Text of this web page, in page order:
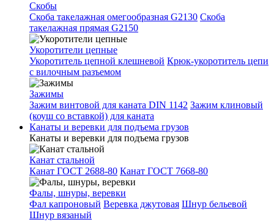
Скобы
Скоба такелажная омегообразная G2130 Скоба
такелажная прямая G2150
Укоротители цепные
Укоротитель цепной клешневой Крюк-укоротитель цепи
с вилочным разъемом
Зажимы
Зажим винтовой для каната DIN 1142 Зажим клиновый
(коуш со вставкой) для каната
Канаты и веревки для подъема грузов
Канаты и веревки для подъема грузов
Канат стальной
Канат ГОСТ 2688-80 Канат ГОСТ 7668-80
Фалы, шнуры, веревки
Фал капроновый Веревка джутовая Шнур бельевой
Шнур вязаный